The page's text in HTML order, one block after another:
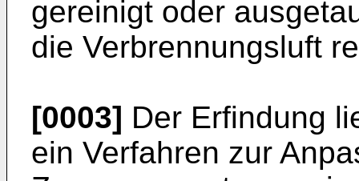
gereinigt oder
die Verbrennungsluft
[0003] Der Erfindung
ein Verfahren zur